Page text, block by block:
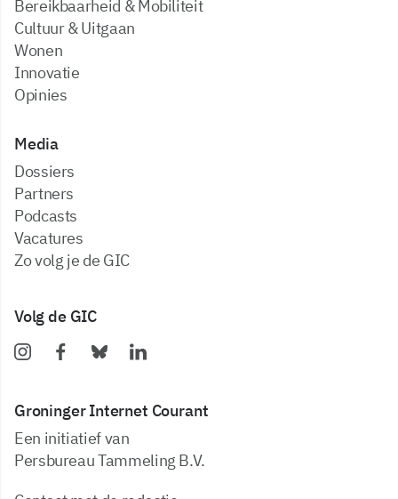
Bereikbaarheid & Mobiliteit
Cultuur & Uitgaan
Wonen
Innovatie
Opinies
Media
dossiers
partners
podcasts
vacatures
zo volg je de GIC
Volg de GIC
Groninger Internet Courant
Een initiatief van
Persbureau Tammeling B.V.